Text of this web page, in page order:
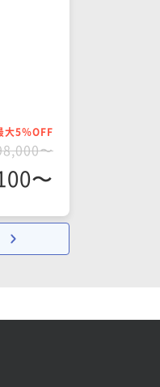
大5％OFF
〜
〜